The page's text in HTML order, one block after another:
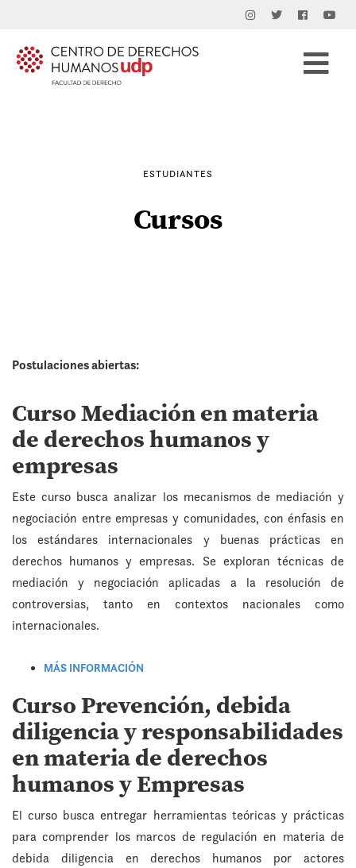
ESTUDIANTES
Cursos
Postulaciones abiertas:
Curso Mediación en materia
de derechos humanos y
empresas
Este curso busca analizar los mecanismos de mediación y
negociación entre empresas y comunidades, con énfasis en
los estándares internacionales y buenas prácticas en
derechos humanos y empresas. Se exploran técnicas de
mediación y negociación aplicadas a la resolución de
controversias, tanto en contextos nacionales como
internacionales.
MÁS INFORMACIÓN
Curso Prevención, debida
diligencia y responsabilidades
en materia de derechos
humanos y Empresas
El curso busca entregar herramientas teóricas y prácticas
para comprender los marcos de regulación en materia de
debida diligencia en derechos humanos por actores